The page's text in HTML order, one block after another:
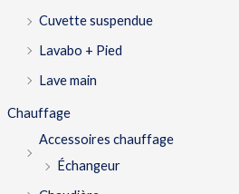
Cuvette suspendue
Lavabo + Pied
Lave main
Chauffage
Accessoires chauffage
Échangeur